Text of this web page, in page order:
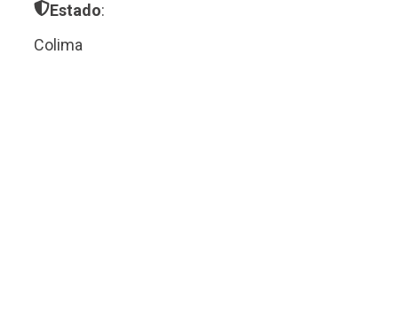
Estado:
Colima